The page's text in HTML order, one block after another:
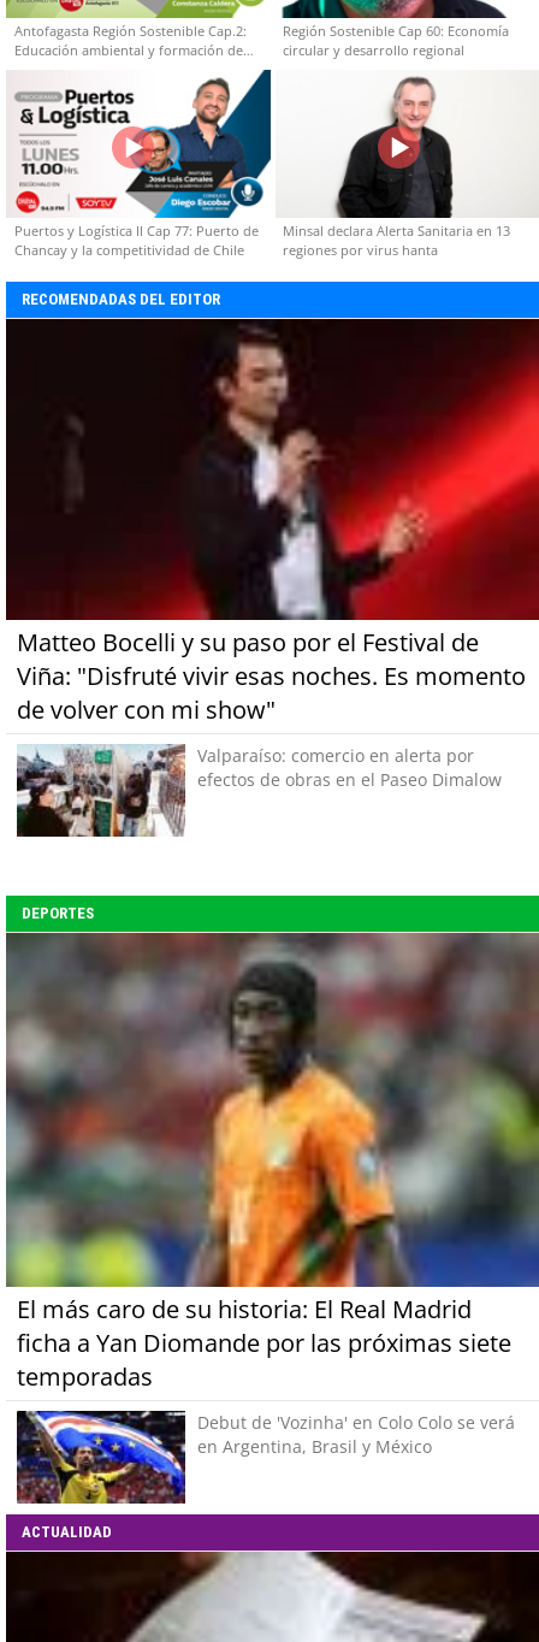
Antofagasta Región Sostenible Cap.2:
Educación ambiental y formación de
capacidades técnicas
Región Sostenible Cap 60: Economía
circular y desarrollo regional
Puertos y Logística II Cap 77: Puerto de
Chancay y la competitividad de Chile
Minsal declara Alerta Sanitaria en 13
regiones por virus hanta
RECOMENDADAS DEL EDITOR
Matteo Bocelli y su paso por el Festival de
Viña: "Disfruté vivir esas noches. Es momento
de volver con mi show"
Valparaíso: comercio en alerta por
efectos de obras en el Paseo Dimalow
DEPORTES
El más caro de su historia: El Real Madrid
ficha a Yan Diomande por las próximas siete
temporadas
Debut de 'Vozinha' en Colo Colo se verá
en Argentina, Brasil y México
ACTUALIDAD